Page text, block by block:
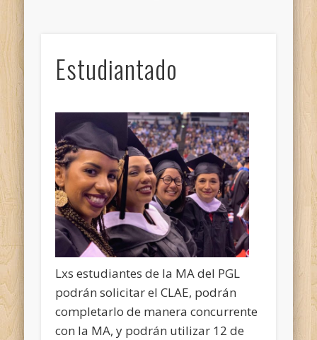
Estudiantado
Lxs estudiantes de la MA del PGL
podrán solicitar el CLAE, podrán
completarlo de manera concurrente
con la MA, y podrán utilizar 12 de